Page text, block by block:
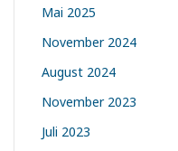
Mai 2025
November 2024
August 2024
November 2023
Juli 2023